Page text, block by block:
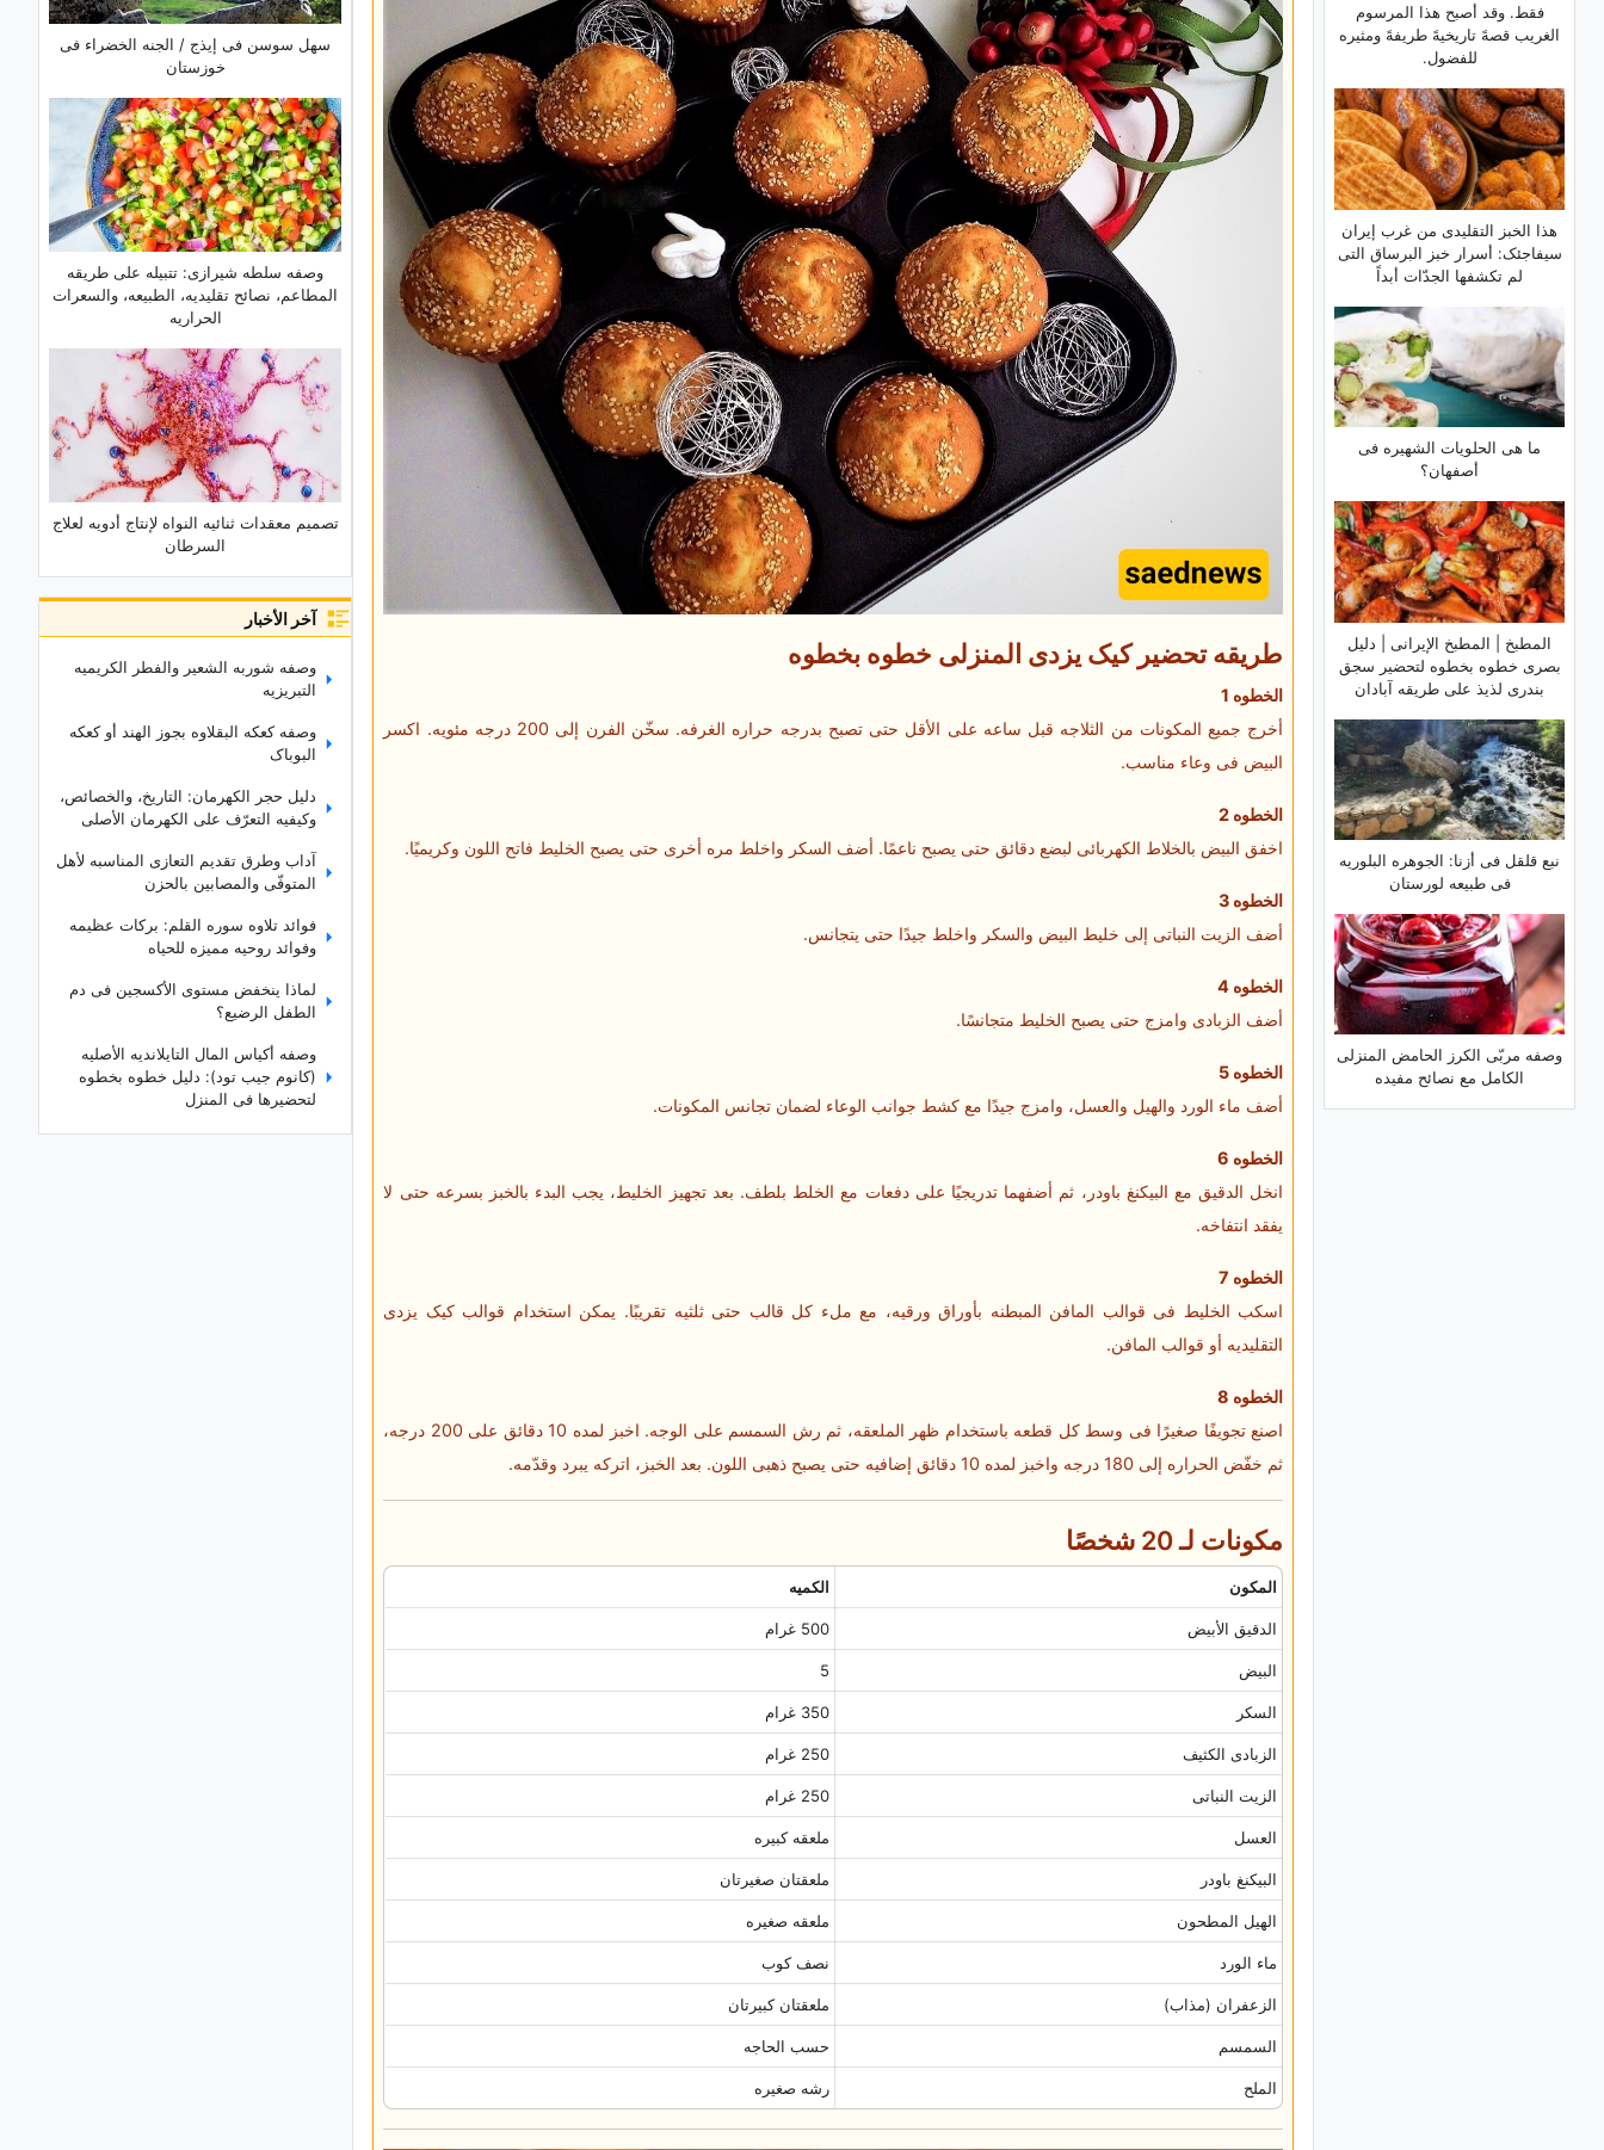
طریقه تحضیر کیک یزدی المنزلی خطوه بخطوه
الخطوه 1
أخرج جمیع المکونات من الثلاجه قبل ساعه على الأقل حتى تصبح بدرجه حراره الغرفه. سخّن الفرن إلى 200 درجه مئویه. اکسر
البیض فی وعاء مناسب.
الخطوه 2
اخفق البیض بالخلاط الکهربائی لبضع دقائق حتى یصبح ناعمًا. أضف السکر واخلط مره أخرى حتى یصبح الخلیط فاتح اللون وکریمیًا.
الخطوه 3
أضف الزیت النباتی إلى خلیط البیض والسکر واخلط جیدًا حتى یتجانس.
الخطوه 4
أضف الزبادی وامزج حتى یصبح الخلیط متجانسًا.
الخطوه 5
أضف ماء الورد والهیل والعسل، وامزج جیدًا مع کشط جوانب الوعاء لضمان تجانس المکونات.
الخطوه 6
انخل الدقیق مع البیکنغ باودر، ثم أضفهما تدریجیًا على دفعات مع الخلط بلطف. بعد تجهیز الخلیط، یجب البدء بالخبز بسرعه حتى لا
یفقد انتفاخه.
الخطوه 7
اسکب الخلیط فی قوالب المافن المبطنه بأوراق ورقیه، مع ملء کل قالب حتى ثلثیه تقریبًا. یمکن استخدام قوالب کیک یزدی
التقلیدیه أو قوالب المافن.
الخطوه 8
اصنع تجویفًا صغیرًا فی وسط کل قطعه باستخدام ظهر الملعقه، ثم رش السمسم على الوجه. اخبز لمده 10 دقائق على 200 درجه،
ثم خفّض الحراره إلى 180 درجه واخبز لمده 10 دقائق إضافیه حتى یصبح ذهبی اللون. بعد الخبز، اترکه یبرد وقدّمه.
مکونات لـ 20 شخصًا
المکون الکمیه
الدقیق الأبیض 500 غرام
البیض 5
السکر 350 غرام
الزبادی الکثیف 250 غرام
الزیت النباتی 250 غرام
العسل ملعقه کبیره
البیکنغ باودر ملعقتان صغیرتان
الهیل المطحون ملعقه صغیره
ماء الورد نصف کوب
الزعفران (مذاب) ملعقتان کبیرتان
السمسم حسب الحاجه
الملح رشه صغیره
سهل سوسن فی إیذج / الجنه الخضراء فی
خوزستان
وصفه سلطه شیرازی: تتبیله على طریقه
المطاعم، نصائح تقلیدیه، الطبیعه، والسعرات
الحراریه
تصمیم معقدات ثنائیه النواه لإنتاج أدویه لعلاج
السرطان
آخر الأخبار
وصفه شوربه الشعیر والفطر الکریمیه
التبریزیه
وصفه کعکه البقلاوه بجوز الهند أو کعکه
البوباک
دلیل حجر الکهرمان: التاریخ، والخصائص،
وکیفیه التعرّف على الکهرمان الأصلی
آداب وطرق تقدیم التعازی المناسبه لأهل
المتوفّى والمصابین بالحزن
فوائد تلاوه سوره القلم: برکات عظیمه
وفوائد روحیه ممیزه للحیاه
لماذا ینخفض مستوى الأکسجین فی دم
الطفل الرضیع؟
وصفه أکیاس المال التایلاندیه الأصلیه
(کانوم جیب تود): دلیل خطوه بخطوه
لتحضیرها فی المنزل
فقط. وقد أصبح هذا المرسوم
الغریب قصهً تاریخیهً طریفهً ومثیره
للفضول.
هذا الخبز التقلیدی من غرب إیران
سیفاجئک: أسرار خبز البرساق التی
لم تکشفها الجدّات أبداً
ما هی الحلویات الشهیره فی
أصفهان؟
المطبخ | المطبخ الإیرانی | دلیل
بصری خطوه بخطوه لتحضیر سجق
بندری لذیذ على طریقه آبادان
نبع قلقل فی أزنا: الجوهره البلوریه
فی طبیعه لورستان
وصفه مربّى الکرز الحامض المنزلی
الکامل مع نصائح مفیده